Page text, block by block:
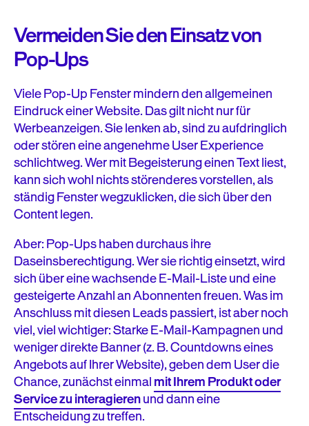
Vermeiden Sie den Einsatz von
Pop-Ups
Viele Pop-Up Fenster mindern den allgemeinen
Eindruck einer Website. Das gilt nicht nur für
Werbeanzeigen. Sie lenken ab, sind zu aufdringlich
oder stören eine angenehme User Experience
schlichtweg. Wer mit Begeisterung einen Text liest,
kann sich wohl nichts störenderes vorstellen, als
ständig Fenster wegzuklicken, die sich über den
Content legen.
Aber: Pop-Ups haben durchaus ihre
Daseinsberechtigung. Wer sie richtig einsetzt, wird
sich über eine wachsende E-Mail-Liste und eine
gesteigerte Anzahl an Abonnenten freuen. Was im
Anschluss mit diesen Leads passiert, ist aber noch
viel, viel wichtiger: Starke E-Mail-Kampagnen und
weniger direkte Banner (z. B. Countdowns eines
Angebots auf Ihrer Website), geben dem User die
Chance, zunächst einmalmit Ihrem Produkt oder
Service zu interagierenund dann eine
Entscheidung zu treffen.